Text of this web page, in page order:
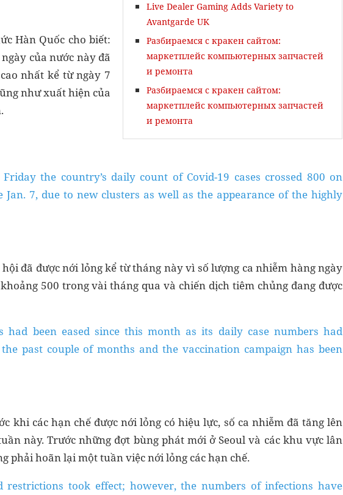
Live Dealer Gaming Adds Variety to
Avantgarde UK
Разбираемся с кракен сайтом:
маркетплейс компьютерных запчастей
и ремонта
Разбираемся с кракен сайтом:
маркетплейс компьютерных запчастей
и ремонта
Hàn Quốc cho biết:
của nước này đã
nhất kể từ ngày 7
như xuất hiện của
the country’s daily count of Covid-19 cases crossed 800 on
Jan. 7, due to new clusters as well as the appearance of the highly
hội đã được nới lỏng kể từ tháng này vì số lượng ca nhiễm hàng ngày
500 trong vài tháng qua và chiến dịch tiêm chủng đang được
had been eased since this month as its daily case numbers had
past couple of months and the vaccination campaign has been
khi các hạn chế được nới lỏng có hiệu lực, số ca nhiễm đã tăng lên
này. Trước những đợt bùng phát mới ở Seoul và các khu vực lân
phải hoãn lại một tuần việc nới lỏng các hạn chế.
restrictions took effect; however, the numbers of infections have